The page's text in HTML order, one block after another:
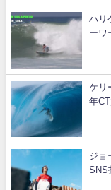
ハリ
ーワ
ケリ
年
ジョ
SNS